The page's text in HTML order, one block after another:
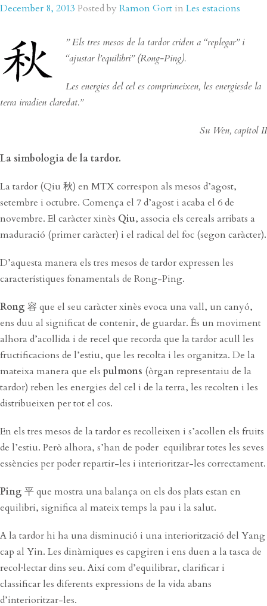
December 8, 2013 Posted by Ramon Gort in Les estacions
” Els tres mesos de la tardor criden a “replegar” i
“ajustar l’equilibri” (Rong-Ping).
Les energies del cel es comprimeixen, les energiesde la
terra irradien claredat.”
Su Wen, capítol II
La simbologia de la tardor.
La tardor (Qiu 秋) en MTX correspon als mesos d’agost,
setembre i octubre. Comença el 7 d’agost i acaba el 6 de
novembre. El caràcter xinès Qiu, associa els cereals arribats a
maduració (primer caràcter) i el radical del foc (segon caràcter).
D’aquesta manera els tres mesos de tardor expressen les
característiques fonamentals de Rong-Ping.
Rong 容 que el seu caràcter xinès evoca una vall, un canyó,
ens duu al significat de contenir, de guardar. És un moviment
alhora d’acollida i de recel que recorda que la tardor acull les
fructificacions de l’estiu, que les recolta i les organitza. De la
mateixa manera que els pulmons (òrgan representaiu de la
tardor) reben les energies del cel i de la terra, les recolten i les
distribueixen per tot el cos.
En els tres mesos de la tardor es recolleixen i s’acollen els fruits
de l’estiu. Però alhora, s’han de poder equilibrar totes les seves
essències per poder repartir-les i interioritzar-les correctament.
Ping 平 que mostra una balança on els dos plats estan en
equilibri, significa al mateix temps la pau i la salut.
A la tardor hi ha una disminució i una interiorització del Yang
cap al Yin. Les dinàmiques es capgiren i ens duen a la tasca de
recol·lectar dins seu. Així com d’equilibrar, clarificar i
classificar les diferents expressions de la vida abans
d’interioritzar-les.